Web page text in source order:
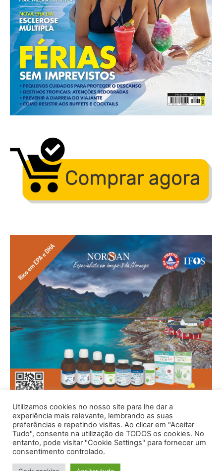
Utilizamos cookies no nosso site para lhe dar a
experiência mais relevante, lembrando as suas
preferências e repetindo visitas. Ao clicar em "Aceitar
Tudo", consente na utilização de TODOS os cookies. No
entanto, pode visitar "Cookie Settings" para fornecer um
consentimento controlado.